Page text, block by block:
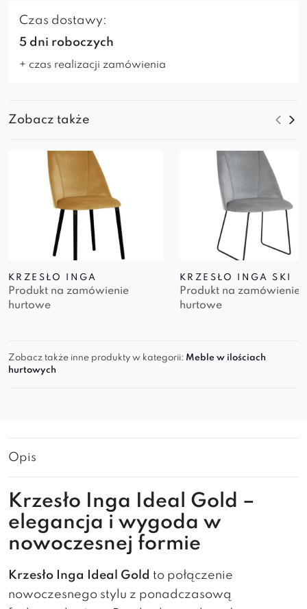
Czas dostawy:
5 dni roboczych
+ czas realizacji zamówienia
Zobacz także
KRZESŁO INGA
Produkt na zamówienie
hurtowe
KRZESŁO INGA SKI
Produkt na zamówienie
hurtowe
Zobacz także inne produkty w kategorii: Meble w ilościach
hurtowych
Opis
Krzesło Inga Ideal Gold –
elegancja i wygoda w
nowoczesnej formie
Krzesło Inga Ideal Gold to połączenie
nowoczesnego stylu z ponadczasową